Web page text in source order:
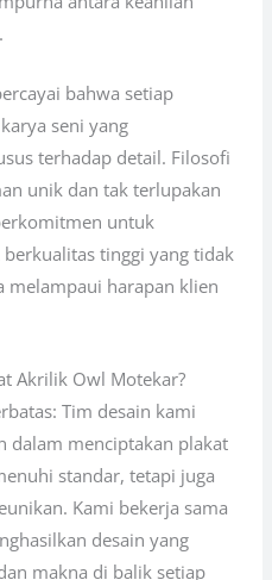
bahwa setiap
seni yang
terhadap detail. Filosofi
unik dan tak terlupakan
untuk
tinggi yang tidak
melampaui harapan klien
Akrilik Owl Motekar?
Tim desain kami
dalam menciptakan plakat
standar, tetapi juga
Kami bekerja sama
desain yang
makna di balik setiap